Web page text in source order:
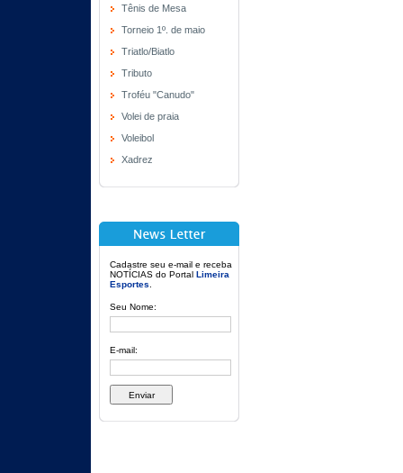
Tênis de Mesa
Torneio 1º. de maio
Triatlo/Biatlo
Tributo
Troféu "Canudo"
Volei de praia
Voleibol
Xadrez
Cadastre seu e-mail e receba
NOTÍCIAS do Portal Limeira
Esportes
Seu Nome:
E-mail: